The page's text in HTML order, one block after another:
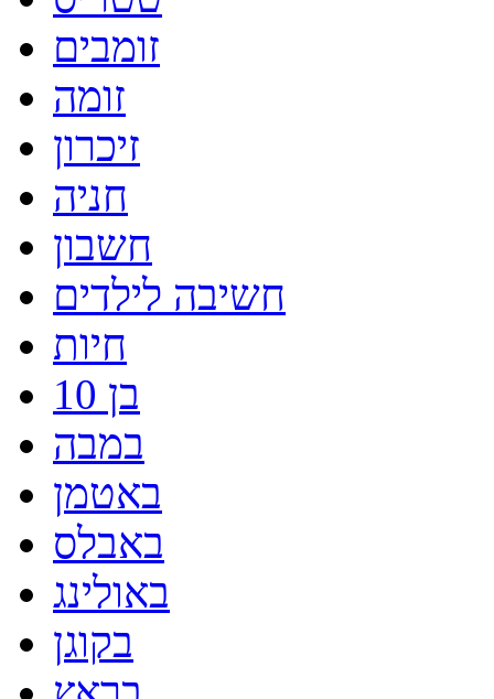
זומבים
זומה
זיכרון
חניה
חשבון
חשיבה לילדים
חיות
בן 10
במבה
באטמן
באבלס
באולינג
בקוגן